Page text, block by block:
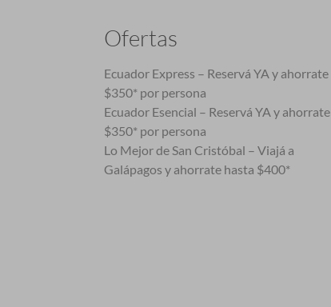
Ofertas
Ecuador Express – Reservá YA y ahorrate
$350* por persona
Ecuador Esencial – Reservá YA y ahorrate
$350* por persona
Lo Mejor de San Cristóbal – Viajá a
Galápagos y ahorrate hasta $400*